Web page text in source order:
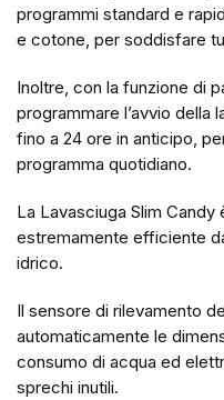
programmi standard e
e cotone, per soddisfare
Inoltre, con la funzione di
programmare l’avvio della
fino a 24 ore in anticipo,
programma quotidiano.
La Lavasciuga Slim
estremamente efficiente
idrico.
Il sensore di rilevamento
automaticamente le
consumo di acqua ed
sprechi inutili.